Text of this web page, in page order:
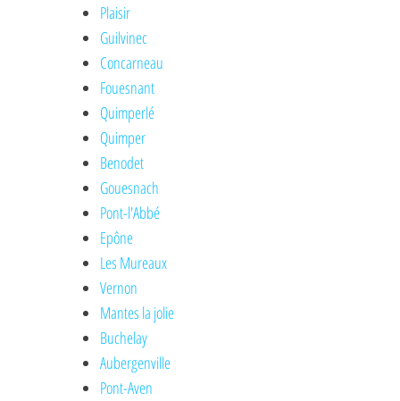
Plaisir
Guilvinec
Concarneau
Fouesnant
Quimperlé
Quimper
Benodet
Gouesnach
Pont-l'Abbé
Epône
Les Mureaux
Vernon
Mantes la jolie
Buchelay
Aubergenville
Pont-Aven